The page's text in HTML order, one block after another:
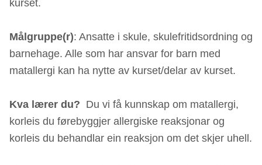
kurset.
Målgruppe(r): Ansatte i skule, skulefritidsordning og
barnehage. Alle som har ansvar for barn med
matallergi kan ha nytte av kurset/delar av kurset.
Kva lærer du? Du vi få kunnskap om matallergi,
korleis du førebyggjer allergiske reaksjonar og
korleis du behandlar ein reaksjon om det skjer uhell.